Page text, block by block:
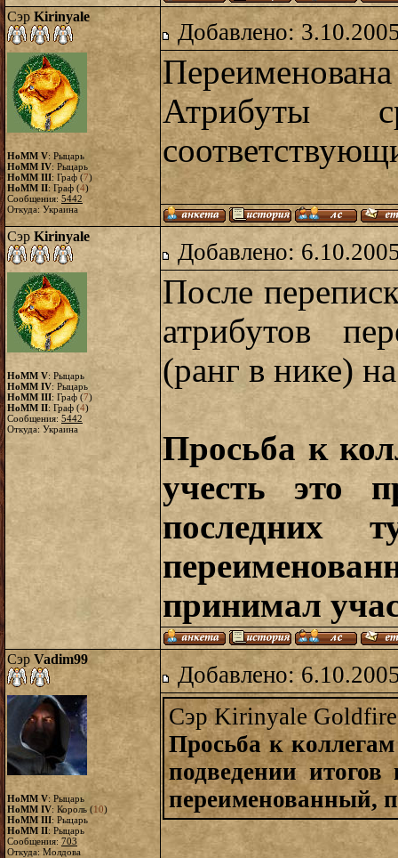
Сэр Kirinyale
HoMM V: Рыцарь
HoMM IV: Рыцарь
HoMM III: Граф (7)
HoMM II: Граф (4)
Сообщения: 5442
Откуда: Украина
Добавлено:
Атрибуты
Сэр Kirinyale
HoMM V: Рыцарь
HoMM IV: Рыцарь
HoMM III: Граф (7)
HoMM II: Граф (4)
Сообщения: 5442
Откуда: Украина
Добавлено:
После
атрибутов
(ранг в нике)
Просьба к
учесть это
последних
принимал
Сэр Vadim99
HoMM V: Рыцарь
HoMM IV: Король (10)
HoMM III: Рыцарь
HoMM II: Рыцарь
Сообщения: 703
Откуда: Молдова
Добавлено:
Сэр Kirinyale
Просьба к
подведении
переименованный,